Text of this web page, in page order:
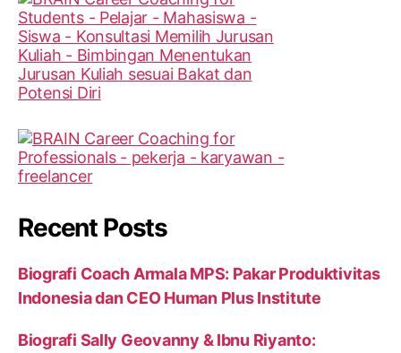
Recent Posts
Biografi Coach Armala MPS: Pakar Produktivitas
Indonesia dan CEO Human Plus Institute
Biografi Sally Geovanny & Ibnu Riyanto: